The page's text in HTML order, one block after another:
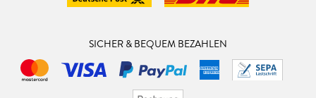
SICHER & BEQUEM BEZAHLEN